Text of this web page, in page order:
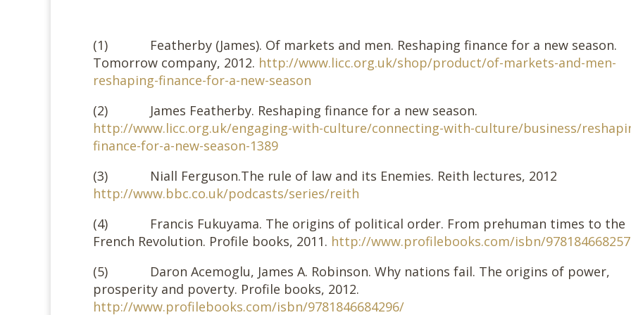
(1) Featherby (James). Of markets and men. Reshaping finance for a new season.
Tomorrow company, 2012. http://www.licc.org.uk/shop/product/of-markets-and-men-
reshaping-finance-for-a-new-season
(2) James Featherby. Reshaping finance for a new season.
http://www.licc.org.uk/engaging-with-culture/connecting-with-culture/business/
finance-for-a-new-season-1389
(3) Niall Ferguson.The rule of law and its Enemies. Reith lectures, 2012
http://www.bbc.co.uk/podcasts/series/reith
(4) Francis Fukuyama. The origins of political order. From prehuman times to the
French Revolution. Profile books, 2011. http://www.profilebooks.com/isbn/
(5) Daron Acemoglu, James A. Robinson. Why nations fail. The origins of power,
prosperity and poverty. Profile books, 2012.
http://www.profilebooks.com/isbn/9781846684296/